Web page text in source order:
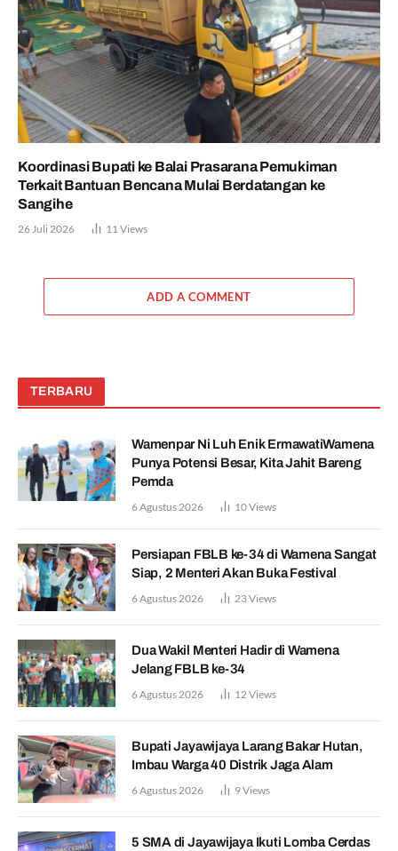
Koordinasi Bupati ke Balai Prasarana Pemukiman
Terkait Bantuan Bencana Mulai Berdatangan ke
Sangihe
26 Juli 2026 11 Views
ADD A COMMENT
TERBARU
Wamenpar Ni Luh Enik ErmawatiWamena
Punya Potensi Besar, Kita Jahit Bareng
Pemda
6 Agustus 2026 10Views
Persiapan FBLB ke-34 di Wamena Sangat
Siap, 2 Menteri Akan Buka Festival
6 Agustus 2026 23Views
Dua Wakil Menteri Hadir di Wamena
Jelang FBLB ke-34
6 Agustus 2026 12 Views
Bupati Jayawijaya Larang Bakar Hutan,
Imbau Warga 40 Distrik Jaga Alam
6 Agustus 2026 9Views
5 SMA di Jayawijaya Ikuti Lomba Cerdas